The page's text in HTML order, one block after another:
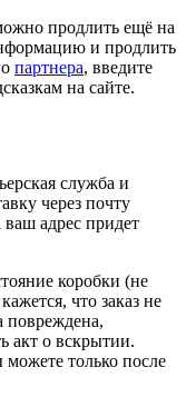
продлить ещё на
и продлить
партнера, введите
на сайте.
служба и
через почту
адрес придет
коробки (не
что заказ не
повреждена,
акт о вскрытии.
можете только после